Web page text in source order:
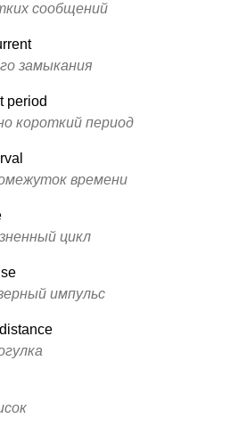
сообщений
замыкания
period
короткий период
времени
цикл
импульс